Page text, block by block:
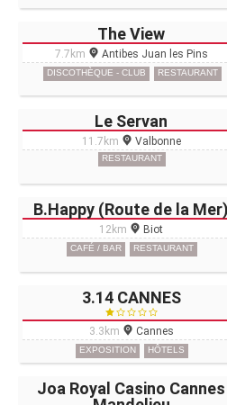
The View
7.7km Antibes Juan les Pins
DISCOTHÈQUE - CLUB RESTAURANT
Le Servan
11.7km Valbonne
RESTAURANT
B.Happy (Route de la Mer)
12km Biot
CAFÉ / BAR RESTAURANT
3.14 CANNES
3.3km Cannes
EXPOSITION HÔTELS
Joa Royal Casino Cannes